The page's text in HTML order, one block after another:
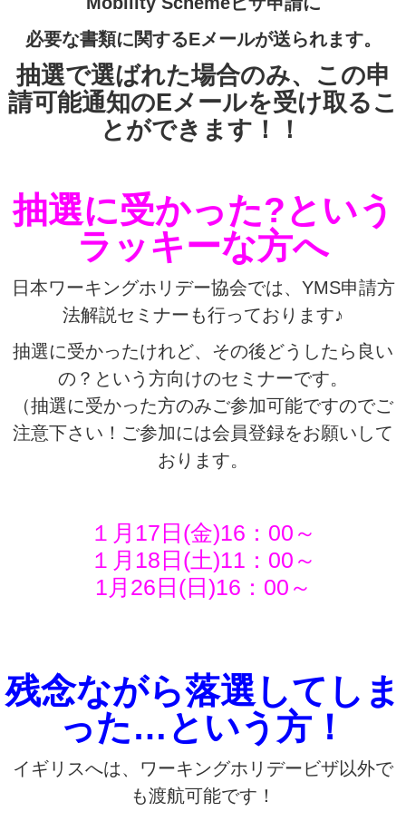
必要な書類に関するEメールが送られます。
抽選で選ばれた場合のみ、この申
請可能通知のEメールを受け取るこ
とができます！！
抽選に受かった?という
ラッキーな方へ
日本ワーキングホリデー協会では、YMS申請方
法解説セミナーも行っております♪
抽選に受かったけれど、その後どうしたら良い
の？という方向けのセミナーです。
（抽選に受かった方のみご参加可能ですのでご
注意下さい！ご参加には会員登録をお願いして
おります。
１月17日(金)16：00～
１月18日(土)11：00～
1月26日(日)16：00～
残念ながら落選してしま
った…という方！
イギリスへは、ワーキングホリデービザ以外で
も渡航可能です！